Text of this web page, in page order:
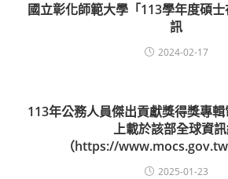
國立彰化師範大學「113學年度碩
訊
2024-02-17
113年公務人員傑出貢獻獎得獎專
上載於該部全球資
（https://
2025-01-23